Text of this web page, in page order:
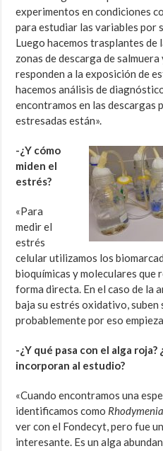
experimentos en condiciones
para estudiar las variables por
Luego hacemos trasplantes de
zonas de descarga de
responden a la exposición de
hacemos análisis de
encontramos en las descargas
estresadas están».
-¿Y cómo
miden el
estrés?
«Para
medir el
estrés
celular utilizamos los
bioquímicas y moleculares que
forma directa. En el caso de la
baja su estrés oxidativo,
probablemente por eso
-¿Y qué pasa con el alga roja?
incorporan al estudio?
«Cuando encontramos una
identificamos como
ver con el Fondecyt, pero fue
interesante. Es un alga